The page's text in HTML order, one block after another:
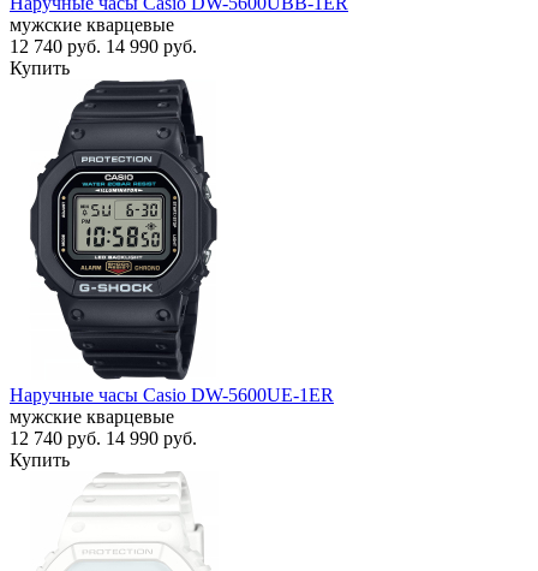
мужские кварцевые
12 740 руб. 14 990 руб.
Купить
Наручные часы Casio DW-5600UE-1ER
мужские кварцевые
12 740 руб. 14 990 руб.
Купить